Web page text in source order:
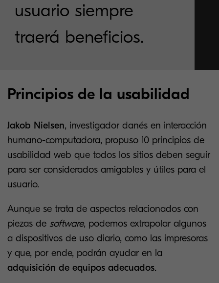
usuario siempre
traerá beneficios.
Principios de la usabilidad
Jakob Nielsen, investigador danés en interacción
humano-computadora, propuso 10 principios de
usabilidad web que todos los sitios deben seguir
para ser considerados amigables y útiles para el
usuario.
Aunque se trata de aspectos relacionados con
piezas de software, podemos extrapolar algunos
a dispositivos de uso diario, como las impresoras
y que, por ende, podrán ayudar en la
adquisición de equipos adecuados.